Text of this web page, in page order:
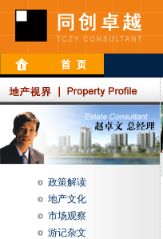
政策解读
地产文化
市场观察
游记杂文